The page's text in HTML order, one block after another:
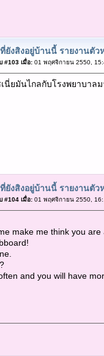
ยังสิงอยู่บ้านนี้ รายงานตัว
#103 เมื่อ:01 พฤศจิกายน 2550,
นี่ยมันไกลกับโรงพยาบาล
ยังสิงอยู่บ้านนี้ รายงานตัว
#104 เมื่อ:01 พฤศจิกายน 2550,
make me think you are
and you will have